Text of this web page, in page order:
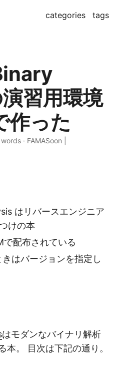
categories tags
習用環境
作った
· FAMASoon |
はリバースエンジニア
けの本
配布されている
はバージョンを指定し
はモダンなバイナリ解析
本。 目次は下記の通り。